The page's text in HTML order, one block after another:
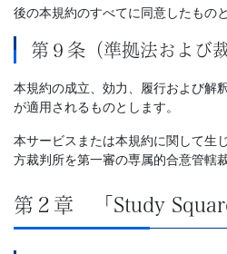
後の本規約のすべてに同意したもの
第９条（準拠法および
本規約の成立、効力、履行および解
が適用されるものとします。
本サービスまたは本規約に関して生
方裁判所を第一審の専属的合意管轄
第２章 「Study